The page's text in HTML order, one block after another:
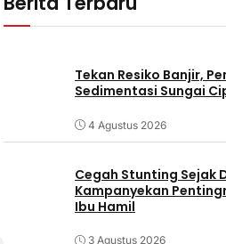
Tekan Resiko Banjir,
Sedimentasi Sungai
4 Agustus 2026
Cegah Stunting Sejak
Kampanyekan
Ibu Hamil
3 Agustus 2026